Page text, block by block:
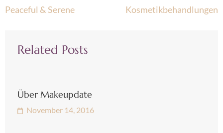
Beitragsnavigation
Peaceful & Serene Kosmetikbehandlungen
Related Posts
Über Makeupdate
November 14, 2016